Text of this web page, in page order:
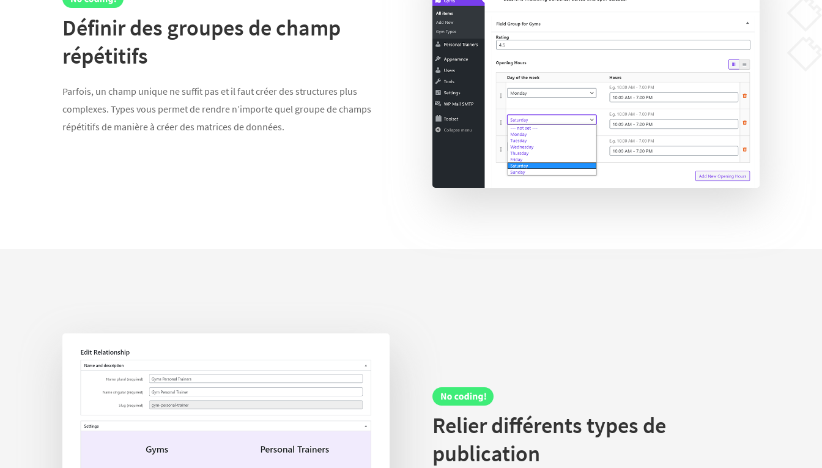
Définir des groupes de champ
répétitifs
Parfois, un champ unique ne suffit pas et il faut créer des structures plus
complexes. Types vous permet de rendre n’importe quel groupe de champs
répétitifs de manière à créer des matrices de données.
Relier différents types de
publication